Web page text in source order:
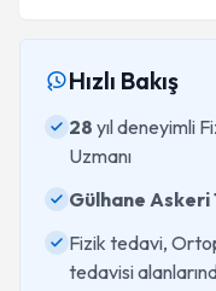
Hızlı Bakış
28 yıl deneyimli
Uzmanı
Gülhane Askeri
Fizik tedavi,
tedavisi